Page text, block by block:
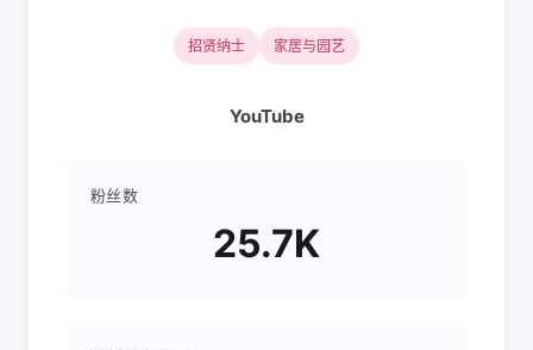
招贤纳士 家居与园艺
YouTube
粉丝数
25.7K